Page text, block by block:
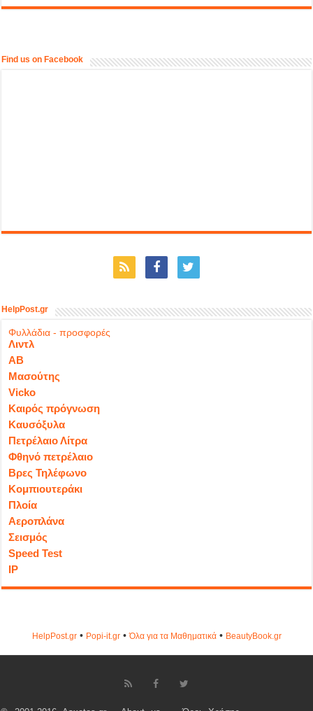
Find us on Facebook
HelpPost.gr
Φυλλάδια - προσφορές
Λιντλ
ΑΒ
Μασούτης
Vicko
Καιρός πρόγνωση
Καυσόξυλα
Πετρέλαιο Λίτρα
Φθηνό πετρέλαιο
Βρες Τηλέφωνο
Κομπιουτεράκι
Πλοία
Αεροπλάνα
Σεισμός
Speed Test
IP
HelpPost.gr• Popi-it.gr•Όλα για τα Μαθηματικά• ΒeautyΒook.gr